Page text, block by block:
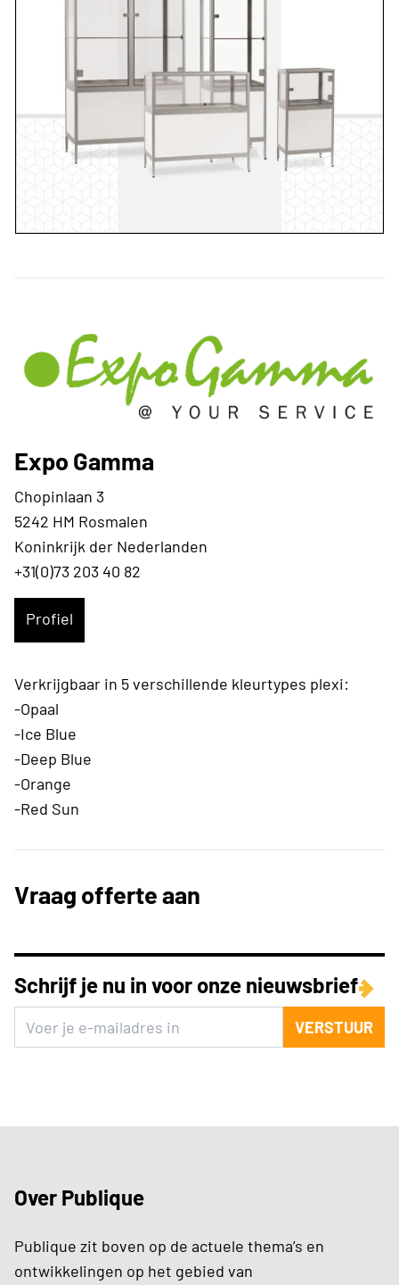
Expo Gamma
Chopinlaan 3
5242 HM Rosmalen
Koninkrijk der Nederlanden
+31(0)73 203 40 82
Profiel
Verkrijgbaar in 5 verschillende kleurtypes plexi:
-Opaal
-Ice Blue
-Deep Blue
-Orange
-Red Sun
Vraag offerte aan
Schrijf je nu in voor onze nieuwsbrief
VERSTUUR
Over Publique
Publique zit boven op de actuele thema’s en
ontwikkelingen op het gebied van